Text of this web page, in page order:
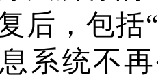
后，包括
系统不